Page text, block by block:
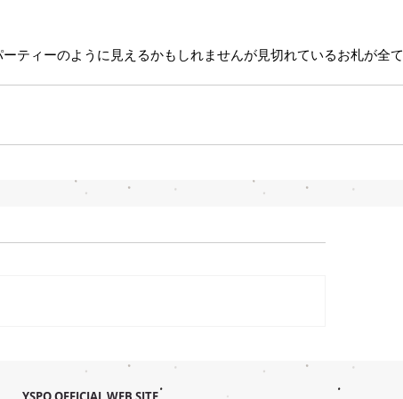
ティーのように見えるかもしれませんが見切れているお札が全て